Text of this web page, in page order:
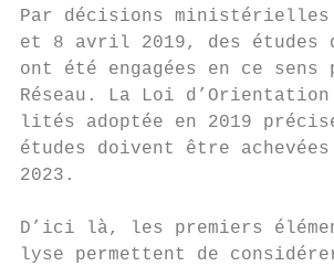
Par décisions ministérielles
et 8 avril 2019, des études
ont été engagées en ce sens
Réseau. La Loi d’Orientation
lités adoptée en 2019
études doivent être achevées
2023.
D’ici là, les premiers
lyse permettent de